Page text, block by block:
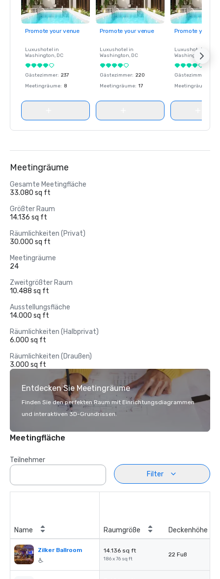
Promote your venue
Luxushotel in
Washington, DC
Gästezimmer: 237
Meetingräume: 8
Promote your venue
Luxushotel in
Washington, DC
Gästezimmer: 220
Meetingräume: 17
Promote your
Luxushotel in
Washington
Gästezimmer
Meetingräume
Meetingräume
Gesamte Meetingfläche
33.080 sq ft
Größter Raum
14.136 sq ft
Räumlichkeiten (Privat)
30.000 sq ft
Meetingräume
24
Zweitgrößter Raum
10.488 sq ft
Ausstellungsfläche
14.000 sq ft
Räumlichkeiten (Halbprivat)
6.000 sq ft
Räumlichkeiten (Draußen)
3.000 sq ft
Entdecken Sie Meetingräume
Finden Sie den perfekten Raum mit Einrichtungsdiagrammen
und interaktiven 3D-Grundrissen.
Meetingfläche
Teilnehmer
Filter
Name Raumgröße Deckenhöhe
Zilker Ballroom 14.136 sq ft
186 x 76 sq ft
22 Fuß